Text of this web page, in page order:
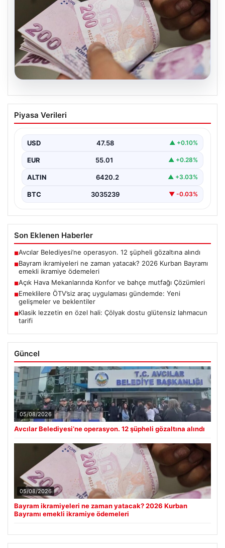
Bayram ikramiyeleri ne zaman yatacak?
2026 Kurban Bayramı emekli ikramiye
Piyasa Verileri
USD 47.58 ▲ +0.10%
EUR 55.01 ▲ +0.28%
ALTIN 6420.2 ▲ +3.03%
BTC 3035239 ▼ -0.03%
Son Eklenen Haberler
■Avcılar Belediyesi’ne operasyon. 12 şüpheli gözaltına alındı
■Bayram ikramiyeleri ne zaman yatacak? 2026 Kurban Bayramı
emekli ikramiye ödemeleri
■Açık Hava Mekanlarında Konfor ve bahçe mutfağı Çözümleri
■Emeklilere ÖTV’siz araç uygulaması gündemde: Yeni
gelişmeler ve beklentiler
■Klasik lezzetin en özel hali: Çölyak dostu glütensiz lahmacun
tarifi
Güncel
05/08/2026
Avcılar Belediyesi’ne operasyon. 12 şüpheli gözaltına alındı
05/08/2026
Bayram ikramiyeleri ne zaman yatacak? 2026 Kurban
Bayramı emekli ikramiye ödemeleri